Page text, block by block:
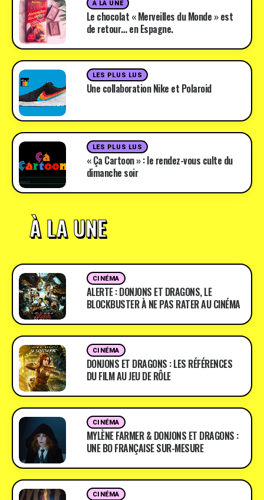
A LA UNE
Le chocolat « Merveilles du Monde » est
de retour… en Espagne.
LES PLUS LUS
Une collaboration Nike et Polaroid
LES PLUS LUS
« Ça Cartoon » : le rendez-vous culte du
dimanche soir
À LA UNE
CINÉMA
ALERTE : DONJONS ET DRAGONS, LE
BLOCKBUSTER À NE PAS RATER AU CINÉMA
CINÉMA
DONJONS ET DRAGONS : LES RÉFÉRENCES
DU FILM AU JEU DE RÔLE
CINÉMA
MYLÈNE FARMER & DONJONS ET DRAGONS :
UNE BO FRANÇAISE SUR-MESURE
CINÉMA